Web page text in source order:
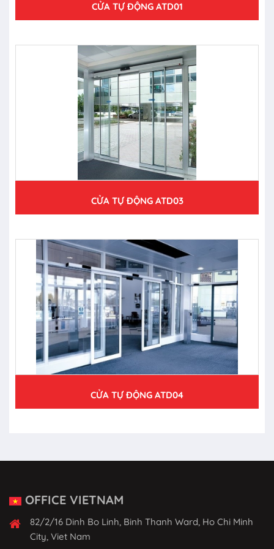
CỬA TỰ ĐỘNG ATD01
CỬA TỰ ĐỘNG ATD03
CỬA TỰ ĐỘNG ATD04
OFFICE VIETNAM
82/2/16 Dinh Bo Linh, Binh Thanh Ward, Ho Chi Minh
City, Viet Nam